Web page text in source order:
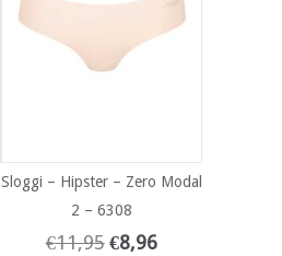
Sloggi – Hipster – Zero Modal
2 – 6308
€11,95 €8,96